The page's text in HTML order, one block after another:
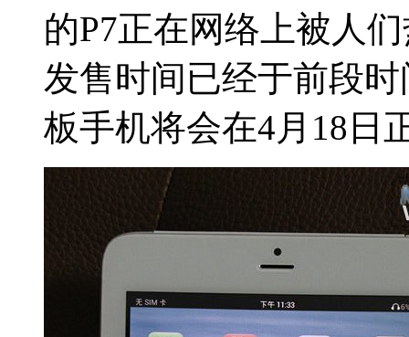
的P7正在网络上被人
发售时间已经于前段
板手机将会在4月18日